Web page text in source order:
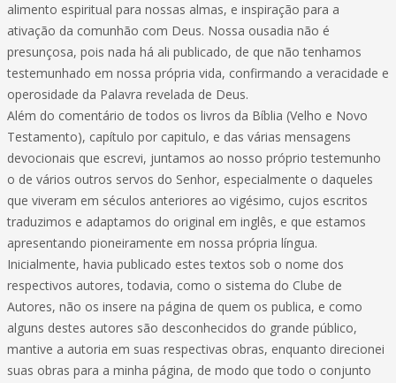
alimento espiritual para nossas almas, e inspiração para a
ativação da comunhão com Deus. Nossa ousadia não é
presunçosa, pois nada há ali publicado, de que não tenhamos
testemunhado em nossa própria vida, confirmando a veracidade e
operosidade da Palavra revelada de Deus.
Além do comentário de todos os livros da Bíblia (Velho e Novo
Testamento), capítulo por capitulo, e das várias mensagens
devocionais que escrevi, juntamos ao nosso próprio testemunho
o de vários outros servos do Senhor, especialmente o daqueles
que viveram em séculos anteriores ao vigésimo, cujos escritos
traduzimos e adaptamos do original em inglês, e que estamos
apresentando pioneiramente em nossa própria língua.
Inicialmente, havia publicado estes textos sob o nome dos
respectivos autores, todavia, como o sistema do Clube de
Autores, não os insere na página de quem os publica, e como
alguns destes autores são desconhecidos do grande público,
mantive a autoria em suas respectivas obras, enquanto direcionei
suas obras para a minha página, de modo que todo o conjunto